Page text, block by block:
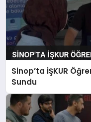
Sinop’ta İŞKUR
Sundu